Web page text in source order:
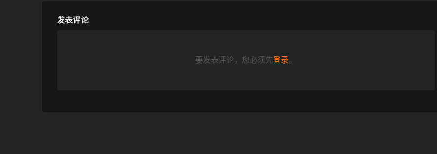
发表评论
要发表评论，您必须先登录。